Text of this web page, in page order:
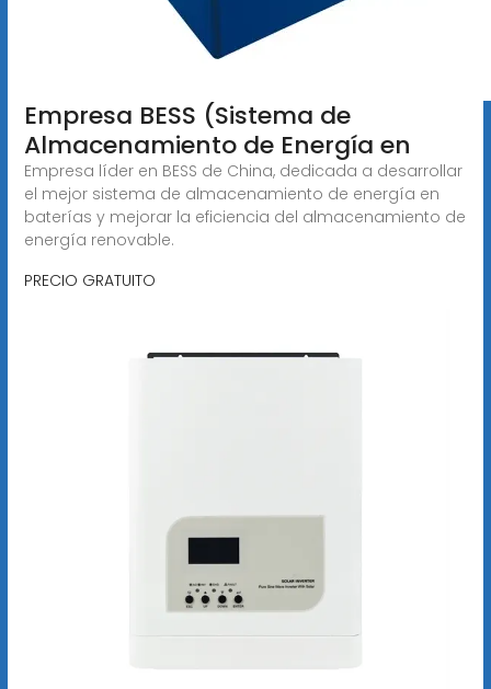
Empresa BESS (Sistema de
Almacenamiento de Energía en
Empresa líder en BESS de China, dedicada a desarrollar
el mejor sistema de almacenamiento de energía en
baterías y mejorar la eficiencia del almacenamiento de
energía renovable.
PRECIO GRATUITO